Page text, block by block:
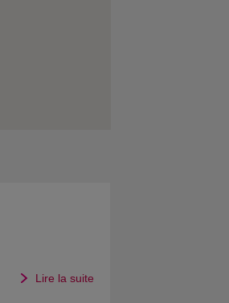
Lire la suite